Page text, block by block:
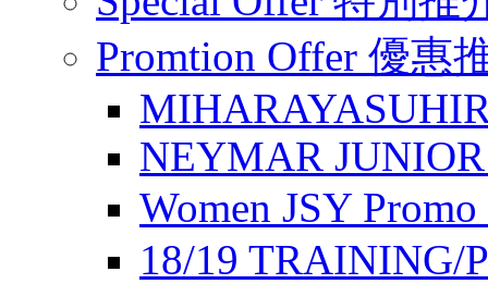
Promtion Offer 優惠
NEYMAR
Women JSY
18/19 TRAINING/